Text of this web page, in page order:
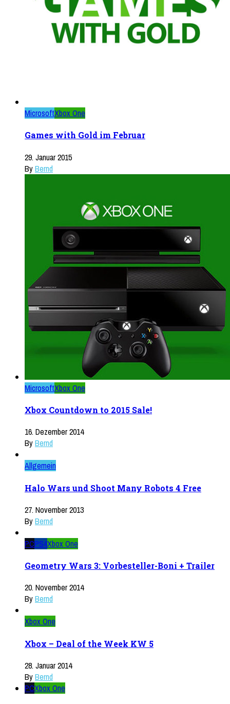
MicrosoftXbox One
Games with Gold im Februar
29. Januar 2015
ByBernd
MicrosoftXbox One
Xbox Countdown to 2015 Sale!
16. Dezember 2014
ByBernd
Allgemein
Halo Wars und Shoot Many Robots 4 Free
27. November 2013
ByBernd
PCPS4Xbox One
Geometry Wars 3: Vorbesteller-Boni + Trailer
20. November 2014
ByBernd
Xbox One
Xbox – Deal of the Week KW 5
28. Januar 2014
ByBernd
PCXbox One